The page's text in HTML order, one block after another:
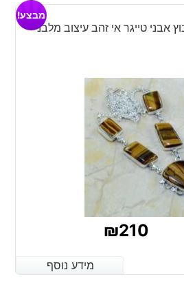
טייגר אי זהב עיצוב מלבני
מבצע!
₪210
מידע נוסף
מידע נוסף